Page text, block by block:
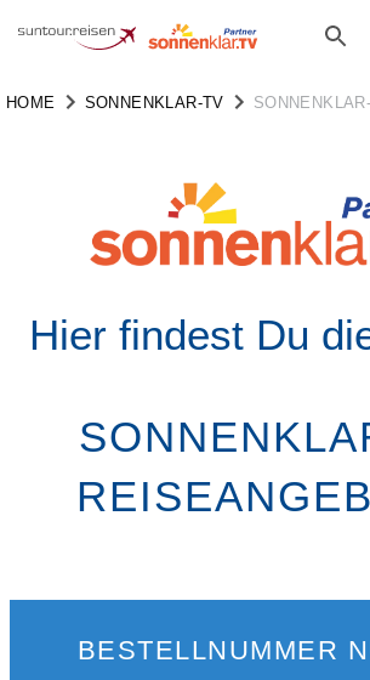
HOME SONNENKLAR-TV
Hier findest Du
BESTELLNUMMER